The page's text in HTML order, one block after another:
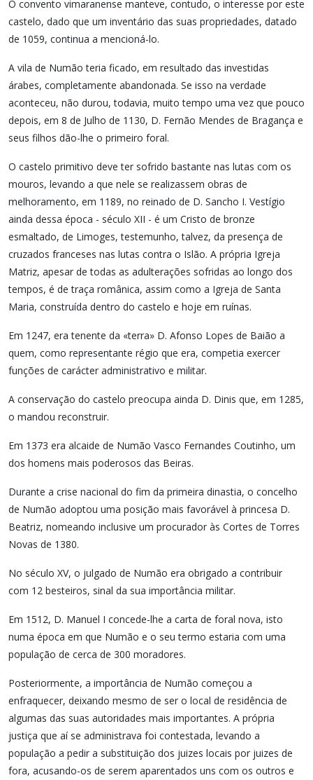
O convento vimaranense manteve, contudo, o interesse por este
castelo, dado que um inventário das suas propriedades, datado
de 1059, continua a mencioná-lo.
A vila de Numão teria ficado, em resultado das investidas
árabes, completamente abandonada. Se isso na verdade
aconteceu, não durou, todavia, muito tempo uma vez que pouco
depois, em 8 de Julho de 1130, D. Fernão Mendes de Bragança e
seus filhos dão-lhe o primeiro foral.
O castelo primitivo deve ter sofrido bastante nas lutas com os
mouros, levando a que nele se realizassem obras de
melhoramento, em 1189, no reinado de D. Sancho I. Vestígio
ainda dessa época - século XII - é um Cristo de bronze
esmaltado, de Limoges, testemunho, talvez, da presença de
cruzados franceses nas lutas contra o Islão. A própria Igreja
Matriz, apesar de todas as adulterações sofridas ao longo dos
tempos, é de traça românica, assim como a Igreja de Santa
Maria, construída dentro do castelo e hoje em ruínas.
Em 1247, era tenente da «terra» D. Afonso Lopes de Baião a
quem, como representante régio que era, competia exercer
funções de carácter administrativo e militar.
A conservação do castelo preocupa ainda D. Dinis que, em 1285,
o mandou reconstruir.
Em 1373 era alcaide de Numão Vasco Fernandes Coutinho, um
dos homens mais poderosos das Beiras.
Durante a crise nacional do fim da primeira dinastia, o concelho
de Numão adoptou uma posição mais favorável à princesa D.
Beatriz, nomeando inclusive um procurador às Cortes de Torres
Novas de 1380.
No século XV, o julgado de Numão era obrigado a contribuir
com 12 besteiros, sinal da sua importância militar.
Em 1512, D. Manuel I concede-lhe a carta de foral nova, isto
numa época em que Numão e o seu termo estaria com uma
população de cerca de 300 moradores.
Posteriormente, a importância de Numão começou a
enfraquecer, deixando mesmo de ser o local de residência de
algumas das suas autoridades mais importantes. A própria
justiça que aí se administrava foi contestada, levando a
população a pedir a substituição dos juizes locais por juizes de
fora, acusando-os de serem aparentados uns com os outros e